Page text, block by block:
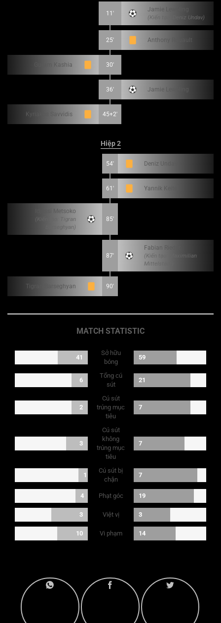
11'
Jamie Leweling
(Kiến tạo: Deniz Undav)
25' Anthony Rouault
Guram Kashia 30'
36' Jamie Leweling
Kyriakos Savvidis 45+2'
Hiệp 2
54' Deniz Undav
61' Yannik Keitel
Idjessi Metsoko
(Kiến tạo: Tigran
Barseghyan)
85'
87'
Fabian Rieder
(Kiến tạo: Maximilian
Mittelstädt)
Tigran Barseghyan 90'
MATCH STATISTIC
41
Sở hữu
bóng
59
6
Tổng cú
sút
21
2
Cú sút
trúng mục
tiêu
7
3
Cú sút
không
trúng mục
tiêu
7
1
Cú sút bị
chặn
7
4 Phạt góc 19
3 Việt vị 3
10 Vi phạm 14